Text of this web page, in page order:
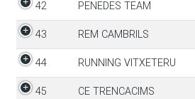
42 PENEDES TEAM
43 REM CAMBRILS
44 RUNNING VITXETERU
45 CE TRENCACIMS